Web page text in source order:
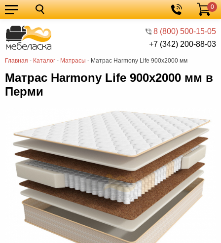
8 (800) 500-15-05
+7 (342) 200-88-03
Корзина
0
Главная - Каталог - Матрасы - Матрас Harmony Life 900х2000 мм
Кухонные
гарнитуры
Мебель
для
кухни
Мебель
для
спальни
Кровати
Шкафы
Диваны
мебель
Детская
мебель
Мебель
гостиную
Мебель
прихожей
Столы
Комоды
Офисная
Матрас Harmony Life 900х2000 мм в
Перми